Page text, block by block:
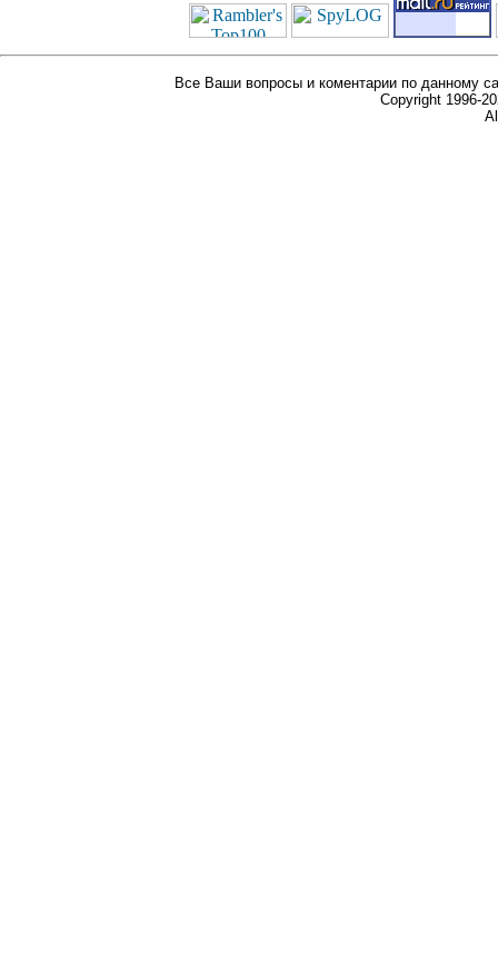
Все Ваши вопросы и коментарии по данному
Copyright 1996-